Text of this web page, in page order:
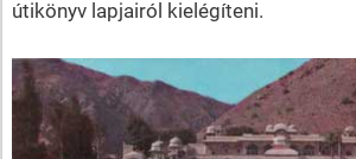
útikönyv lapjairól kielégíteni.